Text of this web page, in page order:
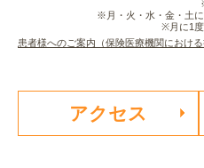
※月・火・水・金・土
※月に1
患者様へのご案内（保険医療機関における
アクセス